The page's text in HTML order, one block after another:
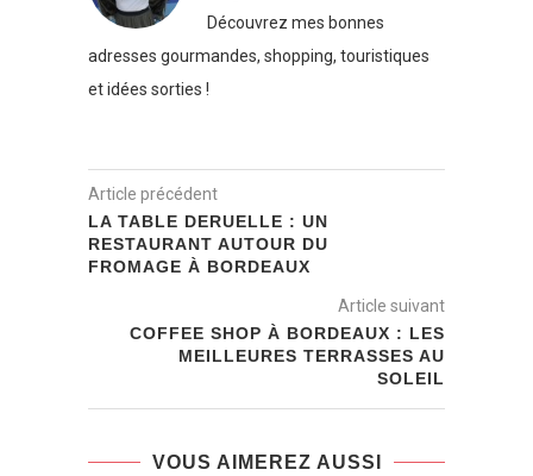
Découvrez mes bonnes
adresses gourmandes, shopping, touristiques
et idées sorties !
Article précédent
LA TABLE DERUELLE : UN
RESTAURANT AUTOUR DU
FROMAGE À BORDEAUX
Article suivant
COFFEE SHOP À BORDEAUX : LES
MEILLEURES TERRASSES AU
SOLEIL
VOUS AIMEREZ AUSSI